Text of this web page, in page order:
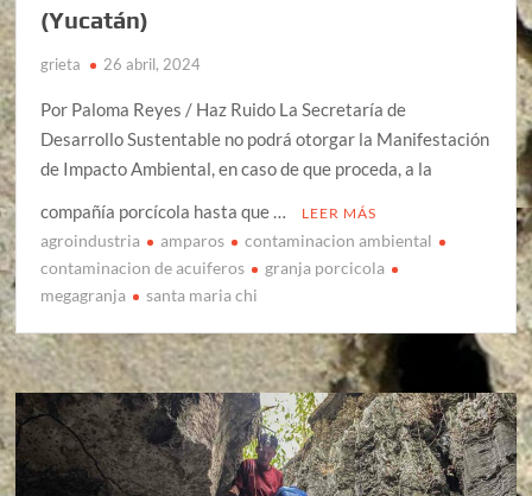
(Yucatán)
grieta 26 abril, 2024
Por Paloma Reyes / Haz Ruido La Secretaría de
Desarrollo Sustentable no podrá otorgar la Manifestación
de Impacto Ambiental, en caso de que proceda, a la
compañía porcícola hasta que …
LEER MÁS
agroindustria amparos
contaminacion ambiental
contaminacion de acuiferos
granja porcicola
megagranja
santa maria chi